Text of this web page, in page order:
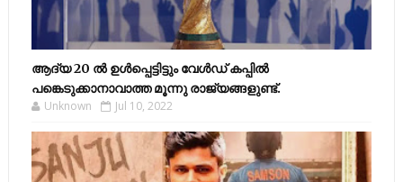
ആദ്യ 20 ല്‍ ഉള്‍പ്പെട്ടിട്ടും വേള്‍ഡ് കപ്പില്‍
പങ്കെടുക്കാനാവാത്ത മൂന്നു രാജ്യങ്ങളുണ്ട്.
Unknown Jul 10, 2022